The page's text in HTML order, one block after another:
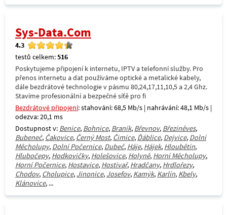
Sys-Data.Com
4.3
testů celkem:516
Poskytujeme připojení k internetu, IPTV a telefonní služby. Pro
přenos internetu a dat používáme optické a metalické kabely,
dále bezdrátové technologie v pásmu 80,24,17,11,10,5 a 2,4 Ghz.
Stavíme profesionální a bezpečné síťě pro fi
Bezdrátové připojení: stahování: 68,5 Mb/s | nahrávání: 48,1 Mb/s |
odezva: 20,1 ms
Dostupnost v: Benice, Bohnice, Braník, Břevnov, Březiněves,
Bubeneč, Čakovice, Černý Most, Čimice, Ďáblice, Dejvice, Dolní
Měcholupy, Dolní Počernice, Dubeč, Háje, Hájek, Hloubětín,
Hlubočepy, Hodkovičky, Holešovice, Holyně, Horní Měcholupy,
Horní Počernice, Hostavice, Hostivař, Hradčany, Hrdlořezy,
Chodov, Cholupice, Jinonice, Josefov, Kamýk, Karlín, Kbely,
Klánovice, ...